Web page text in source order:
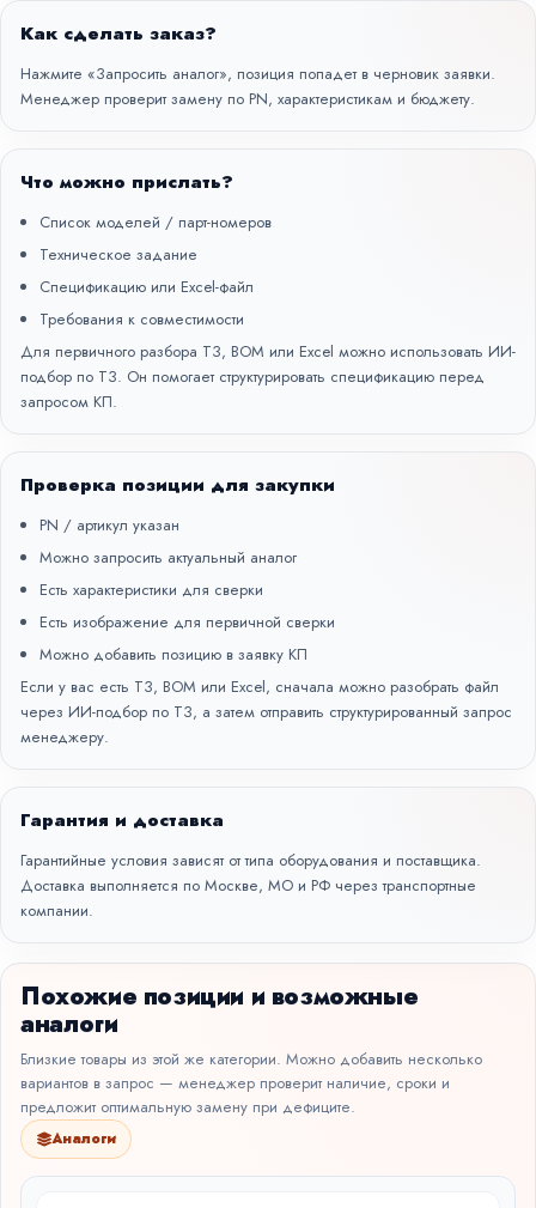
Как сделать заказ?
Нажмите «Запросить аналог», позиция попадет в черновик заявки.
Менеджер проверит замену по PN, характеристикам и бюджету.
Что можно прислать?
Список моделей / парт-номеров
Техническое задание
Спецификацию или Excel-файл
Требования к совместимости
Для первичного разбора ТЗ, BOM или Excel можно использовать ИИ-
подбор по ТЗ. Он помогает структурировать спецификацию перед
запросом КП.
Проверка позиции для закупки
PN / артикул указан
Можно запросить актуальный аналог
Есть характеристики для сверки
Есть изображение для первичной сверки
Можно добавить позицию в заявку КП
Если у вас есть ТЗ, BOM или Excel, сначала можно разобрать файл
через ИИ-подбор по ТЗ, а затем отправить структурированный запрос
менеджеру.
Гарантия и доставка
Гарантийные условия зависят от типа оборудования и поставщика.
Доставка выполняется по Москве, МО и РФ через транспортные
компании.
Похожие позиции и возможные
аналоги
Близкие товары из этой же категории. Можно добавить несколько
вариантов в запрос — менеджер проверит наличие, сроки и
предложит оптимальную замену при дефиците.
Аналоги